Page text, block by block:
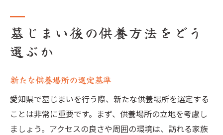
墓じまい後の供養方法をどう
選ぶか
新たな供養場所の選定基準
愛知県で墓じまいを行う際、新たな供養場所を選定する
ことは非常に重要です。まず、供養場所の立地を考慮し
ましょう。アクセスの良さや周囲の環境は、訪れる家族